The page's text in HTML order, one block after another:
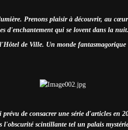
Prenons plaisir à découvrir, au cœur
d'enchantement qui se lovent dans la
de Ville. Un monde fantasmagorique
de consacrer une série d'articles en
l'obscurité scintillante tel un palais